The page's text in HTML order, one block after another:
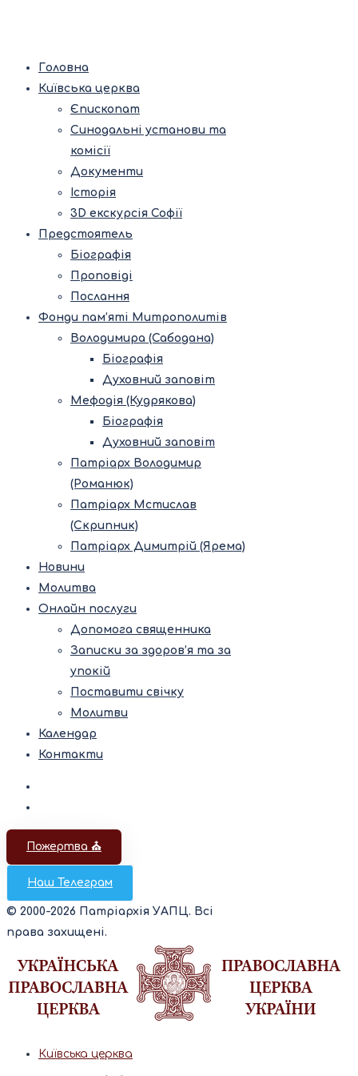
Головна
Київська церква
Єпископат
Синодальні установи та
комісії
Документи
Історія
3D екскурсія Софії
Предстоятель
Біографія
Проповіді
Послання
Фонди пам’яті Митрополитів
Володимира (Сабодана)
Біографія
Духовний заповіт
Мефодія (Кудрякова)
Біографія
Духовний заповіт
Патріарх Володимир
(Романюк)
Патріарх Мстислав
(Скрипник)
Патріарх Димитрій (Ярема)
Новини
Молитва
Онлайн послуги
Допомога священника
Записки за здоров’я та за
упокій
Поставити свічку
Молитви
Календар
Контакти
Пожертва ⛪️
Наш Телеграм
© 2000-2026 Патріархія УАПЦ. Всі
права захищені.
Київська церква